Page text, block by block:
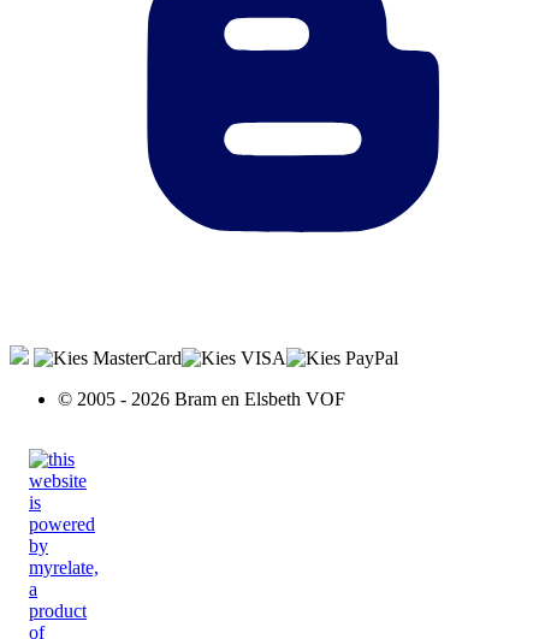
© 2005 - 2026 Bram en Elsbeth VOF